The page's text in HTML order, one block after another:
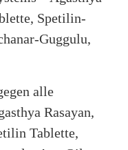
Spetilin-
Guggulu,
alle
Rasayan,
Tablette,